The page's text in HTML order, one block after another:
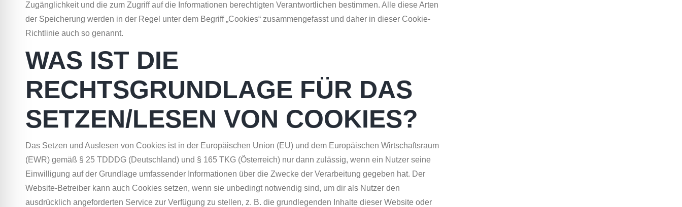
Zugänglichkeit und die zum Zugriff auf die Informationen berechtigten Verantwortlichen bestimmen. Alle diese Arten
der Speicherung werden in der Regel unter dem Begriff „Cookies“ zusammengefasst und daher in dieser Cookie-
Richtlinie auch so genannt.
WAS IST DIE
RECHTSGRUNDLAGE FÜR DAS
SETZEN/LESEN VON COOKIES?
Das Setzen und Auslesen von Cookies ist in der Europäischen Union (EU) und dem Europäischen Wirtschaftsraum
(EWR) gemäß § 25 TDDDG (Deutschland) und § 165 TKG (Österreich) nur dann zulässig, wenn ein Nutzer seine
Einwilligung auf der Grundlage umfassender Informationen über die Zwecke der Verarbeitung gegeben hat. Der
Website-Betreiber kann auch Cookies setzen, wenn sie unbedingt notwendig sind, um dir als Nutzer den
ausdrücklich angeforderten Service zur Verfügung zu stellen, z. B. die grundlegenden Inhalte dieser Website oder